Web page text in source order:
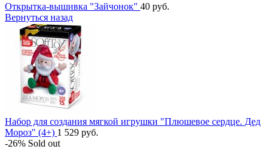
Открытка-вышивка "Зайчонок" 40 руб.
Вернуться назад
Набор для создания мягкой игрушки "Плюшевое сердце. Дед
Мороз" (4+) 1 529 руб.
-26% Sold out